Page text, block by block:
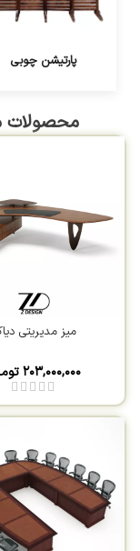
پارتیشن چوبی
محصولات
میز مدیریتی
۲۰۳,۰۰۰,۰۰۰